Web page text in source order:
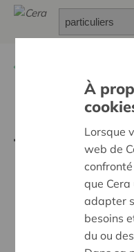
Le
À
Lorsque
web de
que
adapter
besoins
du ou